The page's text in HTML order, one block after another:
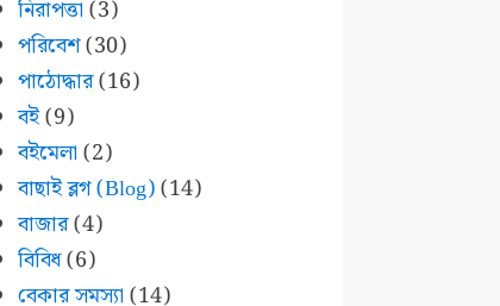
নিরাপত্তা (3)
পরিবেশ(30)
পাঠোদ্ধার(16)
বই(9)
বইমেলা (2)
বাছাই ব্লগ (Blog)(14)
বাজার(4)
বিবিধ(6)
বেকার সমস্যা (14)